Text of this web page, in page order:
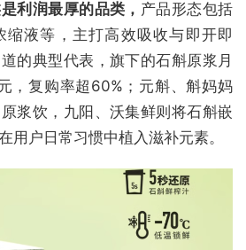
利润最厚的品类， 产品形态包括
缩液等，主打高效吸收与即开即
的典型代表，旗下的石斛原浆月
，复购率超60%；元斛、斛妈妈
浆饮，九阳、沃集鲜则将石斛嵌
用户日常习惯中植入滋补元素。